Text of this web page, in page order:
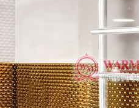
Квадратные и прямоугольные
Черные
Бронзовые
Золотые
Латунные